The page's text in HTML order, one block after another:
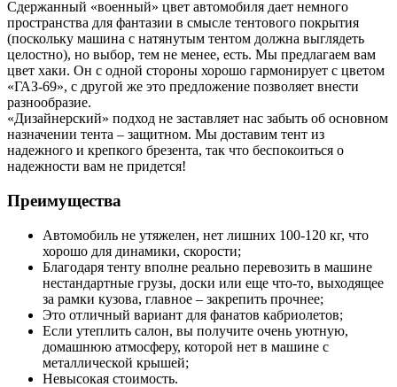
Сдержанный «военный» цвет автомобиля дает немного
пространства для фантазии в смысле тентового покрытия
(поскольку машина с натянутым тентом должна выглядеть
целостно), но выбор, тем не менее, есть. Мы предлагаем вам
цвет хаки. Он с одной стороны хорошо гармонирует с цветом
«ГАЗ-69», с другой же это предложение позволяет внести
разнообразие.
«Дизайнерский» подход не заставляет нас забыть об основном
назначении тента – защитном. Мы доставим тент из
надежного и крепкого брезента, так что беспокоиться о
надежности вам не придется!
Преимущества
Автомобиль не утяжелен, нет лишних 100-120 кг, что
хорошо для динамики, скорости;
Благодаря тенту вполне реально перевозить в машине
нестандартные грузы, доски или еще что-то, выходящее
за рамки кузова, главное – закрепить прочнее;
Это отличный вариант для фанатов кабриолетов;
Если утеплить салон, вы получите очень уютную,
домашнюю атмосферу, которой нет в машине с
металлической крышей;
Невысокая стоимость.